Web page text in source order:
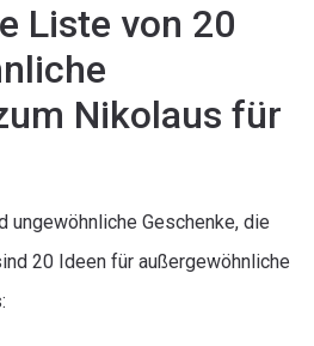
Liste von 20
Nikolaus für
ungewöhnliche Geschenke, die
20 Ideen für außergewöhnliche